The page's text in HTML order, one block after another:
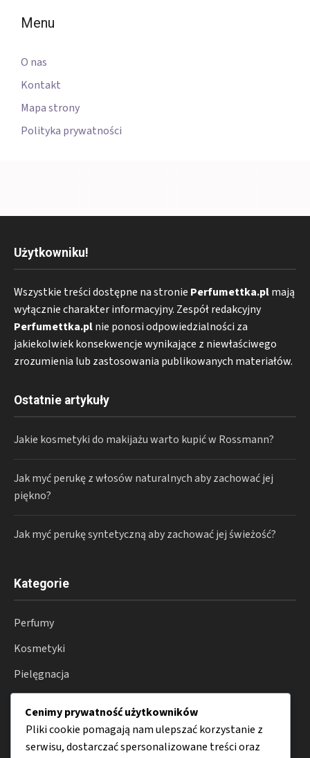
Menu
O nas
Kontakt
Mapa strony
Polityka prywatności
Użytkowniku!
Wszystkie treści dostępne na stronie Perfumettka.plmają
wyłącznie charakter informacyjny. Zespół redakcyjny
Perfumettka.plnie ponosi odpowiedzialności za
jakiekolwiek konsekwencje wynikające z niewłaściwego
zrozumienia lub zastosowania publikowanych materiałów.
Ostatnie artykuły
Jakie kosmetyki do makijażu warto kupić w Rossmann?
Jak myć perukę z włosów naturalnych aby zachować jej
piękno?
Jak myć perukę syntetyczną aby zachować jej świeżość?
Kategorie
Perfumy
Kosmetyki
Pielęgnacja
Porady
Cenimy prywatność użytkowników
Pliki cookie pomagają nam ulepszać korzystanie z
serwisu, dostarczać spersonalizowane treści oraz